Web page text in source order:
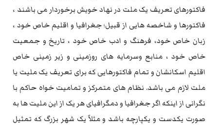
فاکتورهای تعریف یک ملت در نهاد خویش برخوردار می باشند ،
فاکتورها و شاخصه هایی از قبیل؛ جغرافیا و اقلیم خاص خود ،
زبان خاص خود، فرهنگ و ادب خاص خود ، تاریخ و جمعیت
خاص خود ، منابع وسرمایه های روزمینی و زیر زمینی خاص
اقلیم اسکانشان و تمام فاکتورهایی که برای تعریف یک ملیت یا
ملت لازم می باشد. نظام های متمرکز و تمامیت خواه حاکم با
نگرانی از اینکه اگر جغرافیا و دمگرافیای هر یک از این ملیت ها به
صورت یکدست و یکپارچه باشد و مثلاً یک شهر بزرگ که تمثیل